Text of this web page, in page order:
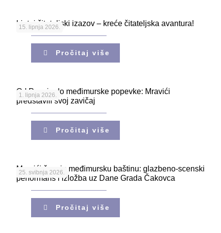
15. lipnja 2026.
Ljetni čitateljski izazov – kreće čitateljska avantura!
Pročitaj više
1. lipnja 2026.
Od Pozoja do međimurske popevke: Mravići
predstavili svoj zavičaj
Pročitaj više
25. svibnja 2026.
Mravići čuvaju međimursku baštinu: glazbeno-scenski
performans i izložba uz Dane Grada Čakovca
Pročitaj više